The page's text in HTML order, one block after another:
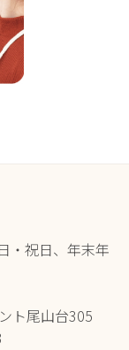
・祝日、年末年
ト尾山台305